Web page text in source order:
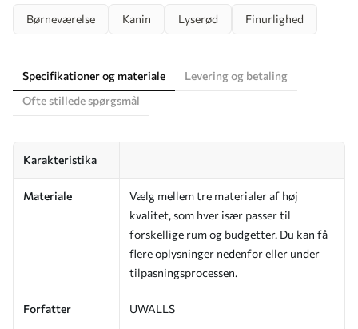
Børneværelse Kanin Lyserød Finurlighed
Specifikationer og materiale
Levering og betaling
Ofte stillede spørgsmål
Karakteristika
Materiale
Vælg mellem tre materialer af høj
kvalitet, som hver især passer til
forskellige rum og budgetter. Du kan få
flere oplysninger nedenfor eller under
tilpasningsprocessen.
Forfatter UWALLS